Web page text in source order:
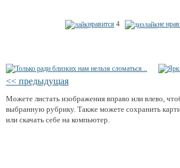
нравится 4 не
<< предыдущая
Можете листать изображения вправо или влево,
выбранную рубрику. Также можете сохранить
или скачать себе на компьютер.